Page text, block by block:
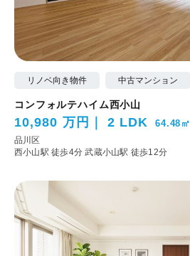
リノベ向き物件 中古マンション
コンフォルテハイム西小山
10,980 万円 2 LDK 64.48㎡
品川区
西小山駅 徒歩4分武蔵小山駅 徒歩12分